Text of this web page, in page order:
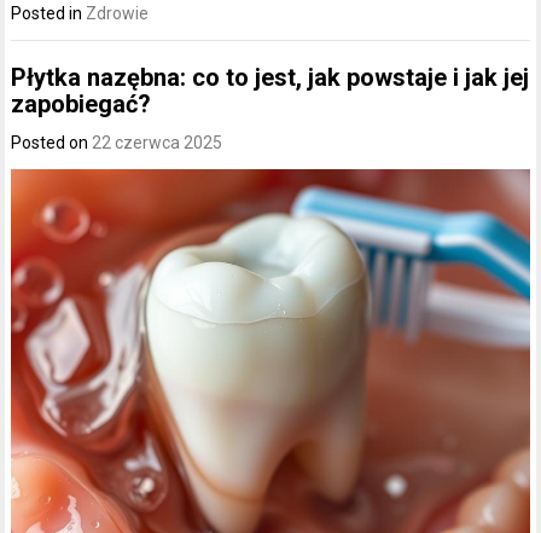
Posted in Zdrowie
Płytka nazębna: co to jest, jak powstaje i jak jej
zapobiegać?
Posted on 22 czerwca 2025